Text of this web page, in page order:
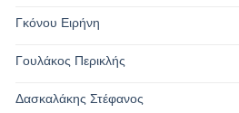
Γκόνου Ειρήνη
Γουλάκος Περικλής
Δασκαλάκης Στέφανος